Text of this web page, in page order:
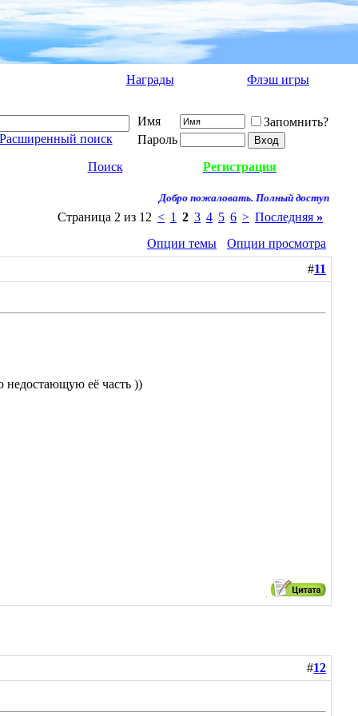
Награды Флэш игры
поиск
Имя
Запомнить?
Пароль
Поиск
Регистрация
Добро пожаловать. Полный доступ к
Страница 2 из 12 < 1 2 3 4 5 6 > Последняя »
Опции темы
Опции просмотра
#11
недостающую её часть ))
#12